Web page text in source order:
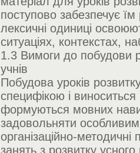
поступово забезпечує їм
лексичні одиниці
ситуаціях, контекстах,
1.3 Вимоги до побудови
учнів
Побудова уроків
специфікою і
формуються мовних
задовольняти
організаційно-
занять з розвитку